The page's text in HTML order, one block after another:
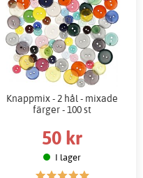
Knappmix - 2 hål - mixade
färger - 100 st
50 kr
I lager